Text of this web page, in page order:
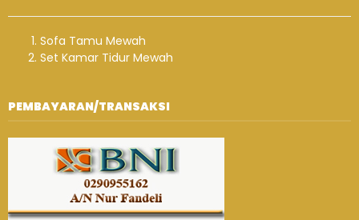
Sofa Tamu Mewah
Set Kamar Tidur Mewah
PEMBAYARAN/TRANSAKSI